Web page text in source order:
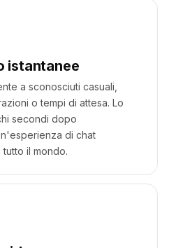
istantanee
a sconosciuti casuali,
o tempi di attesa. Lo
secondi dopo
di chat
il mondo.